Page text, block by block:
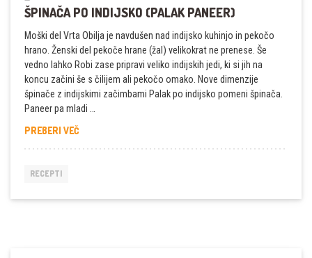
ŠPINAČA PO INDIJSKO (PALAK PANEER)
Moški del Vrta Obilja je navdušen nad indijsko kuhinjo in pekočo
hrano. Ženski del pekoče hrane (žal) velikokrat ne prenese. Še
vedno lahko Robi zase pripravi veliko indijskih jedi, ki si jih na
koncu začini še s čilijem ali pekočo omako. Nove dimenzije
špinače z indijskimi začimbami Palak po indijsko pomeni špinača.
Paneer pa mladi …
PREBERI VEČŠPINAČA
RECEPTI